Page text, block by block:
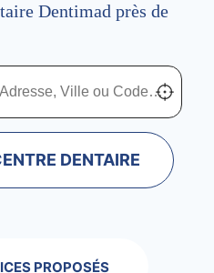
Dentimad près de
Dentimad près de
près de chez vous Localisez-
DENTAIRE
PROPOSÉS